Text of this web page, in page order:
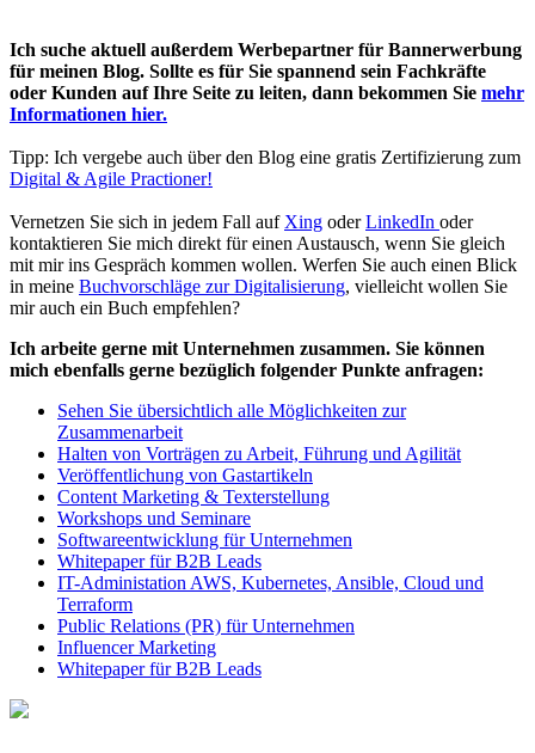
Ich suche aktuell außerdem Werbepartner für Bannerwerbung
für meinen Blog. Sollte es für Sie spannend sein Fachkräfte
oder Kunden auf Ihre Seite zu leiten, dann bekommen Sie mehr
Informationen hier.
Tipp: Ich vergebe auch über den Blog eine gratis Zertifizierung zum
Digital & Agile Practioner!
Vernetzen Sie sich in jedem Fall auf Xing oderLinkedIn oder
kontaktieren Sie mich direkt für einen Austausch, wenn Sie gleich
mit mir ins Gespräch kommen wollen. Werfen Sie auch einen Blick
in meine Buchvorschläge zur Digitalisierung, vielleicht wollen Sie
mir auch ein Buch empfehlen?
Ich arbeite gerne mit Unternehmen zusammen. Sie können
mich ebenfalls gerne bezüglich folgender Punkte anfragen:
Sehen Sie übersichtlich alle Möglichkeiten zur
Zusammenarbeit
Halten von Vorträgen zu Arbeit, Führung und Agilität
Veröffentlichung von Gastartikeln
Content Marketing & Texterstellung
Workshops und Seminare
Softwareentwicklung für Unternehmen
Whitepaper für B2B Leads
IT-Administation AWS, Kubernetes, Ansible, Cloud und
Terraform
Public Relations (PR) für Unternehmen
Influencer Marketing
Whitepaper für B2B Leads